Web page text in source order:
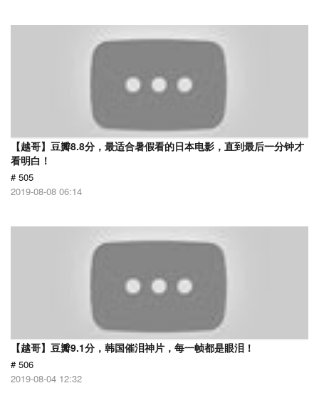
【越哥】豆瓣8.8分，最适合暑假看的日本电影，直到最后一分钟才
看明白！
# 505
2019-08-08 06:14
【越哥】豆瓣9.1分，韩国催泪神片，每一帧都是眼泪！
# 506
2019-08-04 12:32